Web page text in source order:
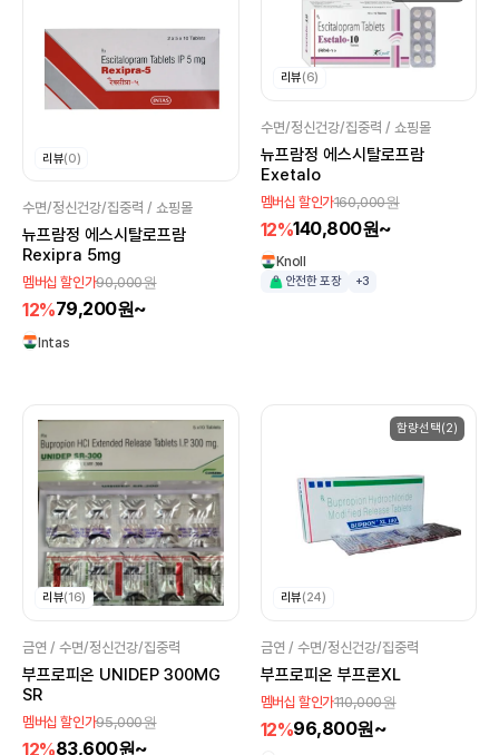
리뷰(0)
수면/정신건강/집중력 / 쇼핑몰
뉴프람정 에스시탈로프람
Rexipra 5mg
멤버십 할인가90,000원
12%79,200원~
Intas
리뷰(6)
수면/정신건강/집중력 / 쇼핑몰
뉴프람정 에스시탈로프람
Exetalo
멤버십 할인가160,000원
12%140,800원~
Knoll
안전한 포장 +3
리뷰(16)
금연 / 수면/정신건강/집중력
부프로피온 UNIDEP 300MG
SR
멤버십 할인가95,000원
12%83,600원~
함량선택(2)
리뷰(24)
금연 / 수면/정신건강/집중력
부프로피온 부프론XL
멤버십 할인가110,000원
12%96,800원~